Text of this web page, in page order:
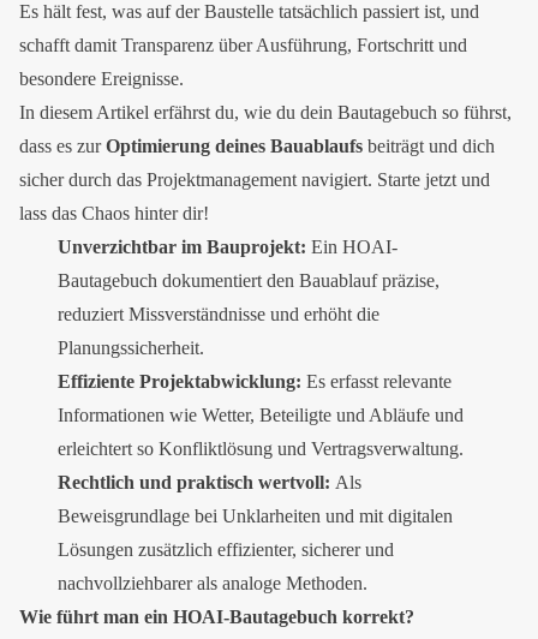
Es hält fest, was auf der Baustelle tatsächlich passiert ist, und
schafft damit Transparenz über Ausführung, Fortschritt und
besondere Ereignisse.
In diesem Artikel erfährst du, wie du dein Bautagebuch so führst,
dass es zurOptimierung deines Bauablaufs beiträgt und dich
sicher durch das Projektmanagement navigiert. Starte jetzt und
lass das Chaos hinter dir!
Unverzichtbar im Bauprojekt: Ein HOAI-
Bautagebuch dokumentiert den Bauablauf präzise,
reduziert Missverständnisse und erhöht die
Planungssicherheit.
Effiziente Projektabwicklung: Es erfasst relevante
Informationen wie Wetter, Beteiligte und Abläufe und
erleichtert so Konfliktlösung und Vertragsverwaltung.
Rechtlich und praktisch wertvoll: Als
Beweisgrundlage bei Unklarheiten und mit digitalen
Lösungen zusätzlich effizienter, sicherer und
nachvollziehbarer als analoge Methoden.
Wie führt man ein HOAI-Bautagebuch korrekt?